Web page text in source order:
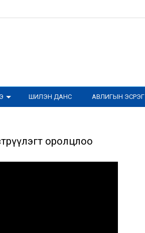
ШИЛЭН ДАНС АВЛИГЫН ЭСРЭГ
оролцлоо